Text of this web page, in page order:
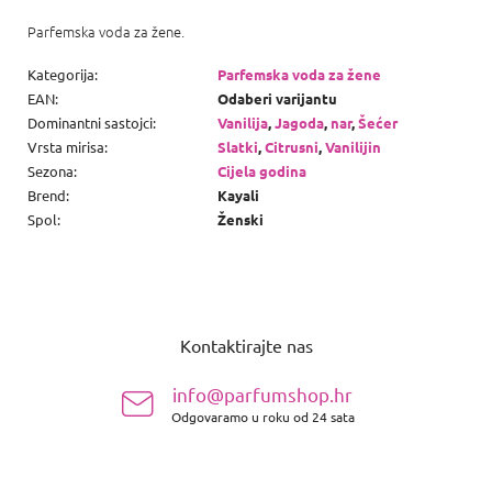
Parfemska voda za žene.
Kategorija:
Parfemska voda za žene
EAN:
Odaberi varijantu
Dominantni sastojci: Vanilija,Jagoda, nar,Šećer
Vrsta mirisa: Slatki,Citrusni,Vanilijin
Sezona:
Cijela godina
Brend:
Kayali
Spol: Ženski
Kontaktirajte nas
info@parfumshop.hr
Odgovaramo u roku od 24 sata